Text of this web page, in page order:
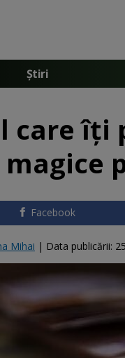
Știri
care îți
Facebook
Mihai | Data publicării: